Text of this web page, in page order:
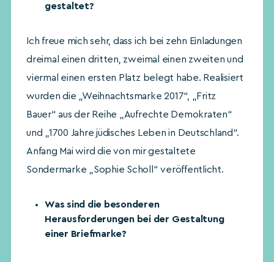
gestaltet?
Ich freue mich sehr, dass ich bei zehn Einladungen
dreimal einen dritten, zweimal einen zweiten und
viermal einen ersten Platz belegt habe. Realisiert
wurden die „Weihnachtsmarke 2017“, „Fritz
Bauer“ aus der Reihe „Aufrechte Demokraten“
und „1700 Jahre jüdisches Leben in Deutschland“.
Anfang Mai wird die von mir gestaltete
Sondermarke „Sophie Scholl“ veröffentlicht.
Was sind die besonderen
Herausforderungen bei der Gestaltung
einer Briefmarke?